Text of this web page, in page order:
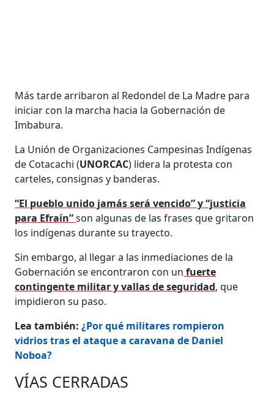
Más tarde arribaron al Redondel de La Madre para
iniciar con la marcha hacia la Gobernación de
Imbabura.
La Unión de Organizaciones Campesinas Indígenas
de Cotacachi (UNORCAC) lidera la protesta con
carteles, consignas y banderas.
“El pueblo unido jamás será vencido” y “justicia
para Efraín”son algunas de las frases que gritaron
los indígenas durante su trayecto.
Sin embargo, al llegar a las inmediaciones de la
Gobernación se encontraron con un fuerte
contingente militar y vallas de seguridad, que
impidieron su paso.
Lea también:¿Por qué militares rompieron
vidrios tras el ataque a caravana de Daniel
Noboa?
VÍAS CERRADAS